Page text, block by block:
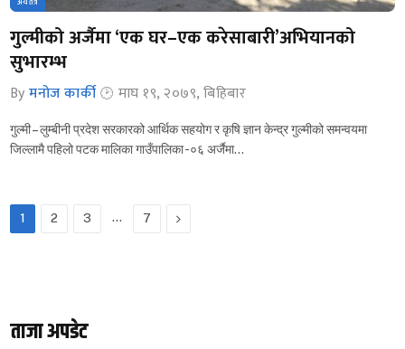
गुल्मीको अर्जैमा ‘एक घर–एक करेसाबारी’अभियानको
सुभारम्भ
By मनोज कार्की माघ १९, २०७९, बिहिबार
गुल्मी – लुम्बीनी प्रदेश सरकारको आर्थिक सहयोग र कृषि ज्ञान केन्द्र गुल्मीको समन्वयमा
जिल्लामै पहिलो पटक मालिका गाउँपालिका -०६ अर्जैमा…
1 2 3 … 7 Next
ताजा अपडेट